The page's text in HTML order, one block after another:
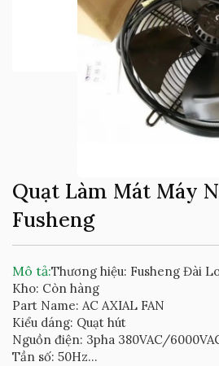
Quạt Làm Mát Máy
Fusheng
Mô tả:Thương hiệu: Fusheng Đài
Kho: Còn hàng
Part Name: AC AXIAL FAN
Kiểu dáng: Quạt hút
Nguồn điện: 3pha 380VAC/
Tần số: 50Hz...